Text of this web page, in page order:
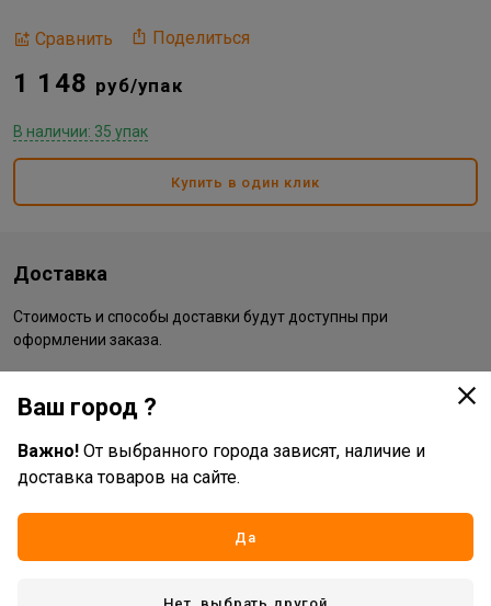
Сравнить Поделиться
1 148 руб/упак
В наличии: 35 упак
Купить в один клик
Доставка
Стоимость и способы доставки будут доступны при
оформлении заказа.
Характеристики
Платан рекомендует
Ваш город ?
Важно! От выбранного города зависят, наличие и
доставка товаров на сайте.
Да
Нет, выбрать другой